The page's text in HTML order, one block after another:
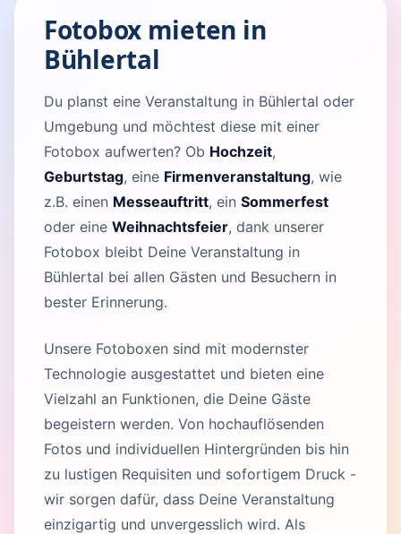
Fotobox mieten in
Bühlertal
Du planst eine Veranstaltung in Bühlertal oder
Umgebung und möchtest diese mit einer
Fotobox aufwerten? Ob Hochzeit,
Geburtstag, eine Firmenveranstaltung, wie
z.B. einen Messeauftritt, ein Sommerfest
oder eine Weihnachtsfeier, dank unserer
Fotobox bleibt Deine Veranstaltung in
Bühlertal bei allen Gästen und Besuchern in
bester Erinnerung.
Unsere Fotoboxen sind mit modernster
Technologie ausgestattet und bieten eine
Vielzahl an Funktionen, die Deine Gäste
begeistern werden. Von hochauflösenden
Fotos und individuellen Hintergründen bis hin
zu lustigen Requisiten und sofortigem Druck -
wir sorgen dafür, dass Deine Veranstaltung
einzigartig und unvergesslich wird. Als